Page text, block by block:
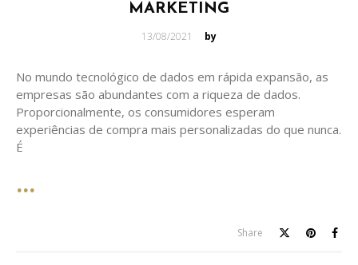
MARKETING
Posted
13/08/2021 by
No mundo tecnológico de dados em rápida expansão, as
empresas são abundantes com a riqueza de dados.
Proporcionalmente, os consumidores esperam
experiências de compra mais personalizadas do que nunca.
É
Share